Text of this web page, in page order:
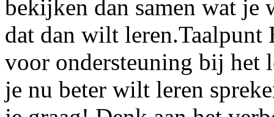
bekijken dan samen wat je
dat dan wilt
voor ondersteuning bij het
je nu beter wilt leren